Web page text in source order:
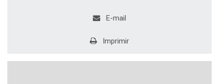
E-mail
Imprimir